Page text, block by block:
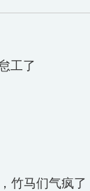
工了
竹马们气疯了